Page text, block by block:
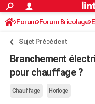
ACTUALITÉS
Politique
Société
Faits Divers
Education
Monde
Villes
+
Programme TV
Streaming
Sorties cinéma
FINANCE
Retraite
Impôts
Epargne
Immobilier
Risques naturels par ville
Banque
Assurance
Crédit
AUTO
Forum Forum Bricolage
Sujet Précédent
Branchement
pour chauffage ?
Chauffage Horloge